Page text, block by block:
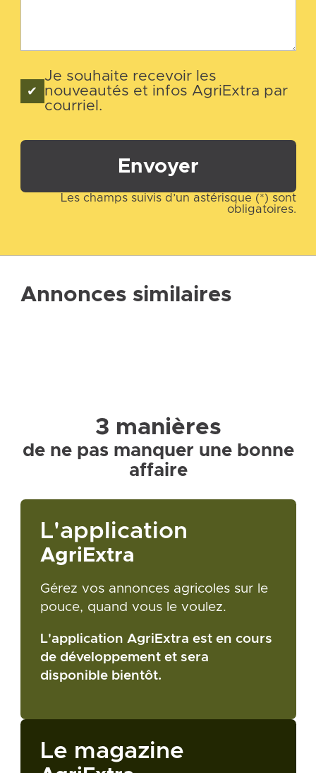
Je souhaite recevoir les
nouveautés et infos AgriExtra par
courriel.
Envoyer
Les champs suivis d’un astérisque (*) sont
obligatoires.
Annonces similaires
3 manières
de ne pas manquer une bonne
affaire
L'application
AgriExtra
Gérez vos annonces agricoles sur le
pouce, quand vous le voulez.
L'application AgriExtra est en cours
de développement et sera
disponible bientôt.
Le magazine